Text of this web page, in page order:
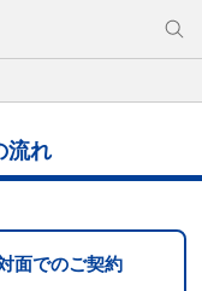
流れ
面でのご契約